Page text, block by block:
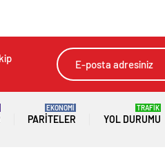
PARITELER
EKONOMİ
YOL DURUMU
TRAFİK